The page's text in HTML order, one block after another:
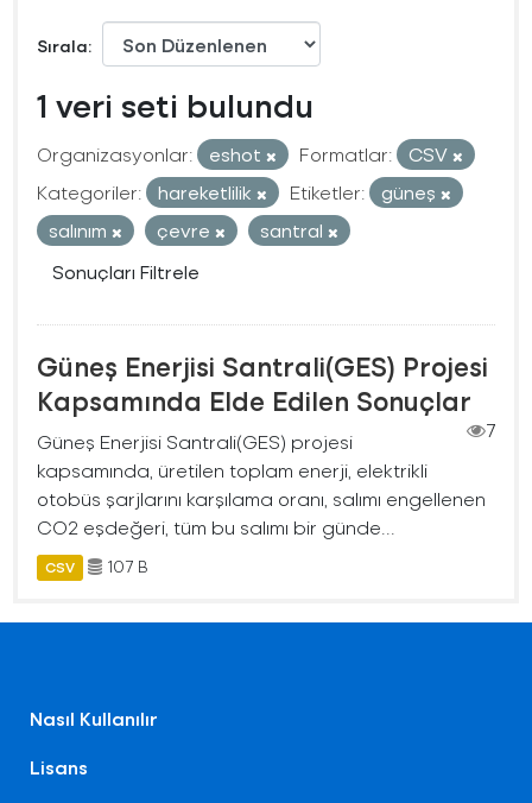
Sırala
1 veri seti bulundu
Organizasyonlar: eshot Formatlar:
CSV
Kategoriler:
hareketlilik Etiketler:
güneş
salınım
çevre
santral
Sonuçları Filtrele
Güneş Enerjisi Santrali(GES) Projesi
Kapsamında Elde Edilen Sonuçlar
7
Güneş Enerjisi Santrali(GES) projesi
kapsamında, üretilen toplam enerji, elektrikli
otobüs şarjlarını karşılama oranı, salımı engellenen
CO2 eşdeğeri, tüm bu salımı bir günde...
CSV 107 B
Nasıl Kullanılır
Lisans